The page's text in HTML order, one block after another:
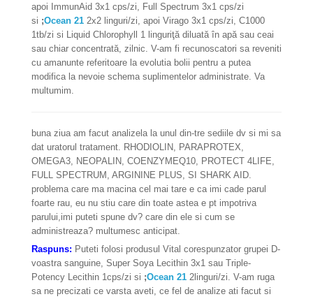
apoi ImmunAid 3x1 cps/zi, Full Spectrum 3x1 cps/zi
si ;Ocean 21 2x2 linguri/zi, apoi Virago 3x1 cps/zi, C1000
1tb/zi si Liquid Chlorophyll 1 linguriţă diluată în apă sau ceai
sau chiar concentrată, zilnic. V-am fi recunoscatori sa reveniti
cu amanunte referitoare la evolutia bolii pentru a putea
modifica la nevoie schema suplimentelor administrate. Va
multumim.
buna ziua am facut analizela la unul din-tre sediile dv si mi sa
dat uratorul tratament. RHODIOLIN, PARAPROTEX,
OMEGA3, NEOPALIN, COENZYMEQ10, PROTECT 4LIFE,
FULL SPECTRUM, ARGININE PLUS, SI SHARK AID.
problema care ma macina cel mai tare e ca imi cade parul
foarte rau, eu nu stiu care din toate astea e pt impotriva
parului,imi puteti spune dv? care din ele si cum se
administreaza? multumesc anticipat.
Raspuns: Puteti folosi produsul Vital corespunzator grupei D-
voastra sanguine, Super Soya Lecithin 3x1 sau Triple-
Potency Lecithin 1cps/zi si ;Ocean 21 2linguri/zi. V-am ruga
sa ne precizati ce varsta aveti, ce fel de analize ati facut si